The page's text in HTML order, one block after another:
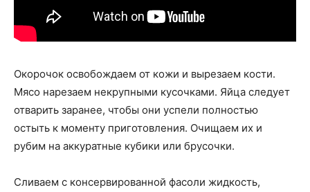
Окорочок освобождаем от кожи и вырезаем кости.
Мясо нарезаем некрупными кусочками. Яйца следует
отварить заранее, чтобы они успели полностью
остыть к моменту приготовления. Очищаем их и
рубим на аккуратные кубики или брусочки.
Сливаем с консервированной фасоли жидкость,